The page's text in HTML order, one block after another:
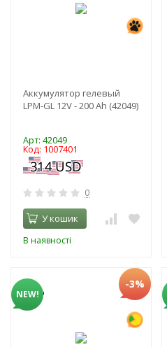
Аккумулятор гелевый
LPM-GL 12V - 200 Ah (42049)
Арт: 42049
Код: 1007401
0
У кошик
В наявності
NEW!
-3%